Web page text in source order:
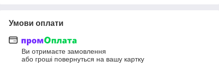
Умови оплати
Ви отримаєте замовлення
або гроші повернуться на вашу картку